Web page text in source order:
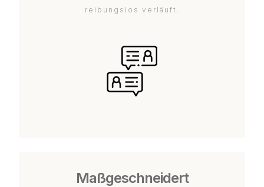
reibungslos verläuft.
Maßgeschneidert